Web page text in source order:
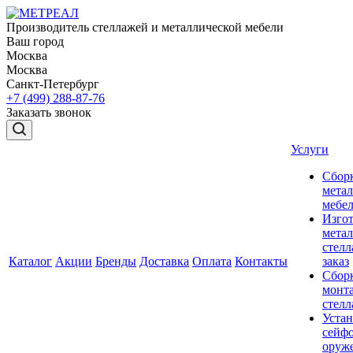
Производитель стеллажей и металлической мебели
Ваш город
Москва
Москва
Санкт-Петербург
+7 (499) 288-87-76
Заказать звонок
Каталог Акции Бренды Доставка Оплата Контакты
Услуги
заказ